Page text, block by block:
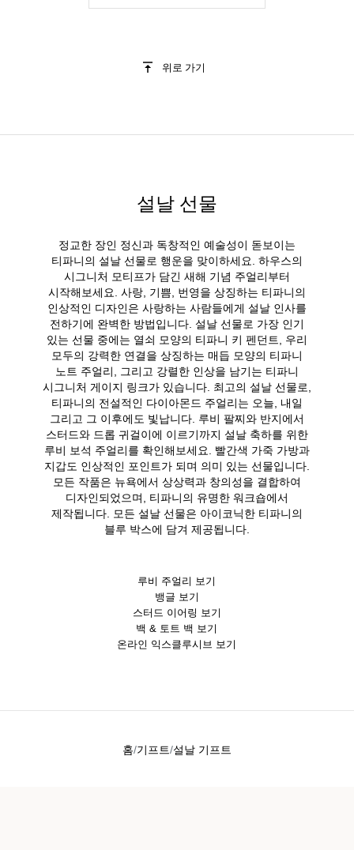
위로 가기
설날 선물
정교한 장인 정신과 독창적인 예술성이 돋보이는
티파니의 설날 선물로 행운을 맞이하세요. 하우스의
시그니처 모티프가 담긴 새해 기념 주얼리부터
시작해보세요. 사랑, 기쁨, 번영을 상징하는 티파니의
인상적인 디자인은 사랑하는 사람들에게 설날 인사를
전하기에 완벽한 방법입니다. 설날 선물로 가장 인기
있는 선물 중에는 열쇠 모양의 티파니 키 펜던트, 우리
모두의 강력한 연결을 상징하는 매듭 모양의 티파니
노트 주얼리, 그리고 강렬한 인상을 남기는 티파니
시그니처 게이지 링크가 있습니다. 최고의 설날 선물로,
티파니의 전설적인 다이아몬드 주얼리는 오늘, 내일
그리고 그 이후에도 빛납니다. 루비 팔찌와 반지에서
스터드와 드롭 귀걸이에 이르기까지 설날 축하를 위한
루비 보석 주얼리를 확인해보세요. 빨간색 가죽 가방과
지갑도 인상적인 포인트가 되며 의미 있는 선물입니다.
모든 작품은 뉴욕에서 상상력과 창의성을 결합하여
디자인되었으며, 티파니의 유명한 워크숍에서
제작됩니다. 모든 설날 선물은 아이코닉한 티파니의
블루 박스에 담겨 제공됩니다.
루비 주얼리 보기
뱅글 보기
스터드 이어링 보기
백 & 토트 백 보기
온라인 익스클루시브 보기
홈 기프트 설날 기프트